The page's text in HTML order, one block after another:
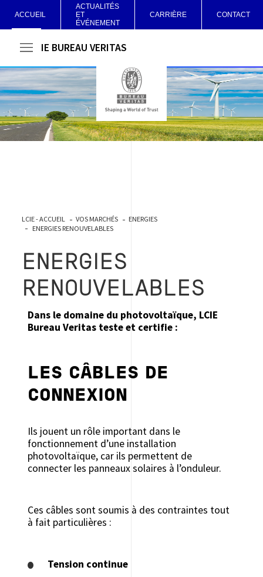
ACCUEIL
ACTUALITÉS
ET
ÉVÉNEMENT
CARRIÈRE CONTACT
LCIE BUREAU VERITAS
LCIE - ACCUEIL VOS MARCHÉS
ENERGIES
ENERGIES RENOUVELABLES
ENERGIES
RENOUVELABLES
Dans le domaine du photovoltaïque, LCIE
Bureau Veritas teste et certifie :
LES CÂBLES DE
CONNEXION
Ils jouent un rôle important dans le
fonctionnement d’une installation
photovoltaïque, car ils permettent de
connecter les panneaux solaires à l’onduleur.
Ces câbles sont soumis à des contraintes tout
à fait particulières :
Tension continue